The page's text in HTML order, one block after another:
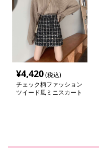
¥4,420(税込)
チェック柄ファッション
ツイード風ミニスカート